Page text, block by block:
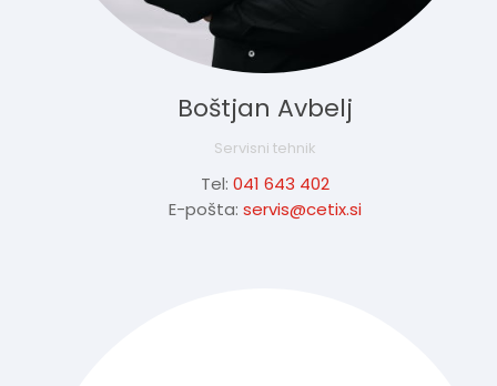
Boštjan Avbelj
Servisni tehnik
Tel: 041 643 402
E-pošta: servis@cetix.si